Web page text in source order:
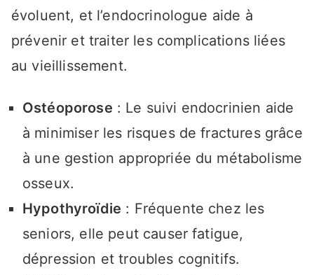
évoluent, et l’endocrinologue aide à
prévenir et traiter les complications liées
au vieillissement.
Ostéoporose : Le suivi endocrinien aide
à minimiser les risques de fractures grâce
à une gestion appropriée du métabolisme
osseux.
Hypothyroïdie : Fréquente chez les
seniors, elle peut causer fatigue,
dépression et troubles cognitifs.